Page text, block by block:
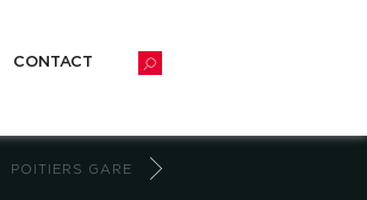
CONTACT
POITIERS GARE